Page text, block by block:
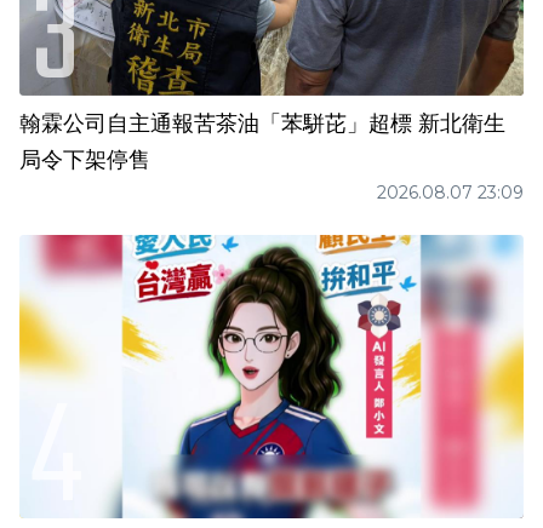
翰霖公司自主通報苦茶油「苯駢芘」超標 新北衛生
局令下架停售
2026.08.07 23:09